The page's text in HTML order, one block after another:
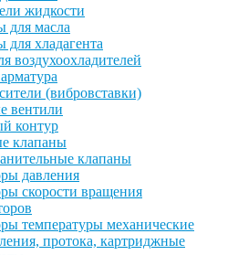
жидкости
для масла
для хладагента
воздухоохладителей
(вибровставки)
вентили
контур
клапаны
клапаны
давления
скорости вращения
температуры механические
протока, картриджные